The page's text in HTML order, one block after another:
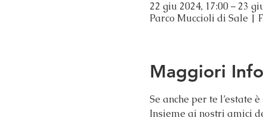
22 giu 2024, 17:00 – 23
Parco Muccioli di Sale |
Maggiori Info
Se anche per te l’estate
Insieme ai nostri amici